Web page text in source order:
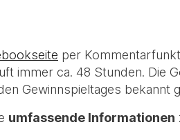
per
immer ca. 48 Stunden. Die
Gewinnspieltages bekannt
umfassende Informationen